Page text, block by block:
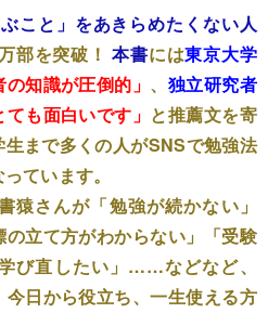
こと」をあきらめたくない人
部を突破！本書には東京大学
知識が圧倒的」 、 独立研究者
ても面白いです」 と推薦文を寄
まで多くの人がSNSで勉強法
ています。
猿さんが「勉強が続かない」
の立て方がわからない」「受験
び直したい」……などなど、
今日から役立ち、一生使える方